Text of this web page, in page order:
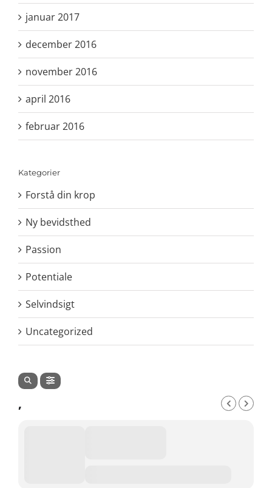
januar 2017
december 2016
november 2016
april 2016
februar 2016
Kategorier
Forstå din krop
Ny bevidsthed
Passion
Potentiale
Selvindsigt
Uncategorized
,